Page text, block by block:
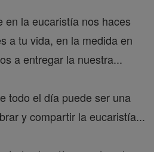
en la eucaristía nos haces
a tu vida, en la medida en
a entregar la nuestra...
todo el día puede ser una
y compartir la eucaristía...